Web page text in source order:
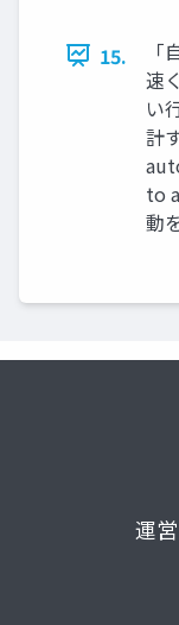
15.
速
い
計
to
動
運